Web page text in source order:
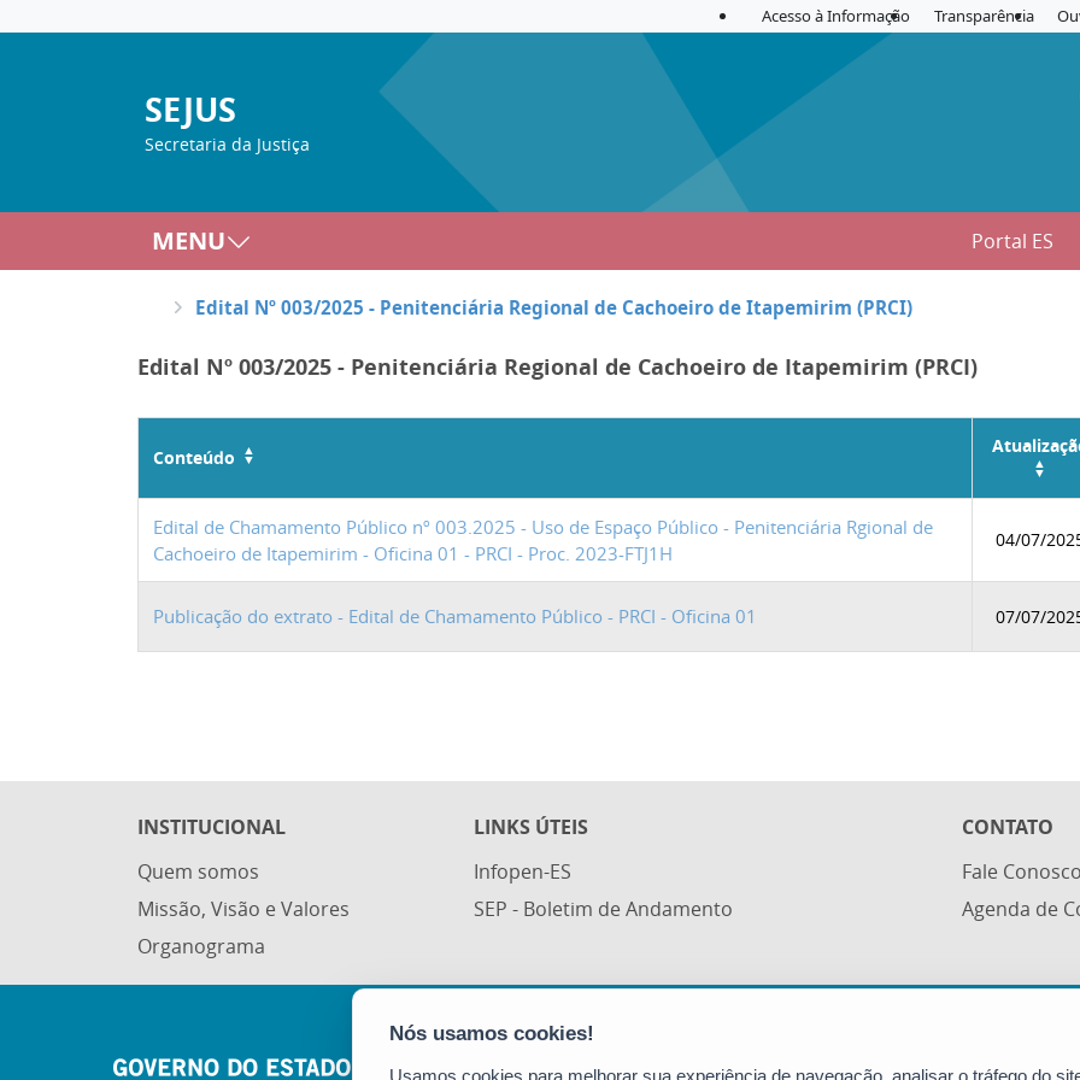
Acesso à Informação Transparência
SEJUS
Secretaria da Justiça
MENU Portal ES
Edital Nº 003/2025 - Penitenciária Regional de Cachoeiro de Itapemirim (PRCI)
Edital Nº 003/2025 - Penitenciária Regional de Cachoeiro de Itapemirim (PRCI)
Conteúdo
Edital de Chamamento Público nº 003.2025 - Uso de Espaço Público - Penitenciária Rgional de
Cachoeiro de Itapemirim - Oficina 01 - PRCI - Proc. 2023-FTJ1H
04/07/
Publicação do extrato - Edital de Chamamento Público - PRCI - Oficina 01 07/07/
INSTITUCIONAL
Quem somos
Missão, Visão e Valores
Organograma
LINKS ÚTEIS
Infopen-ES
SEP - Boletim de Andamento
CONTATO
Fale Conosco
Agenda de
Usamos cookies para melhorar sua experiência de navegação, analisar o tráfego do